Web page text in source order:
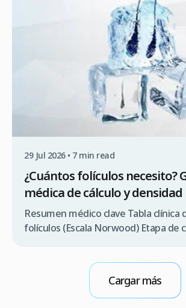
superior posterior de la cabeza […]
29 Jul 2026 • 7 min read
¿Cuántos folículos necesito?
médica de cálculo y densidad
Resumen médico clave Tabla clínica
folículos (Escala Norwood) Etapa de
necesario Objetivo médico &
Etapa 1 (Norwood I) Línea frontal
retroceso visible Menos de 10 cm²
Cargar más